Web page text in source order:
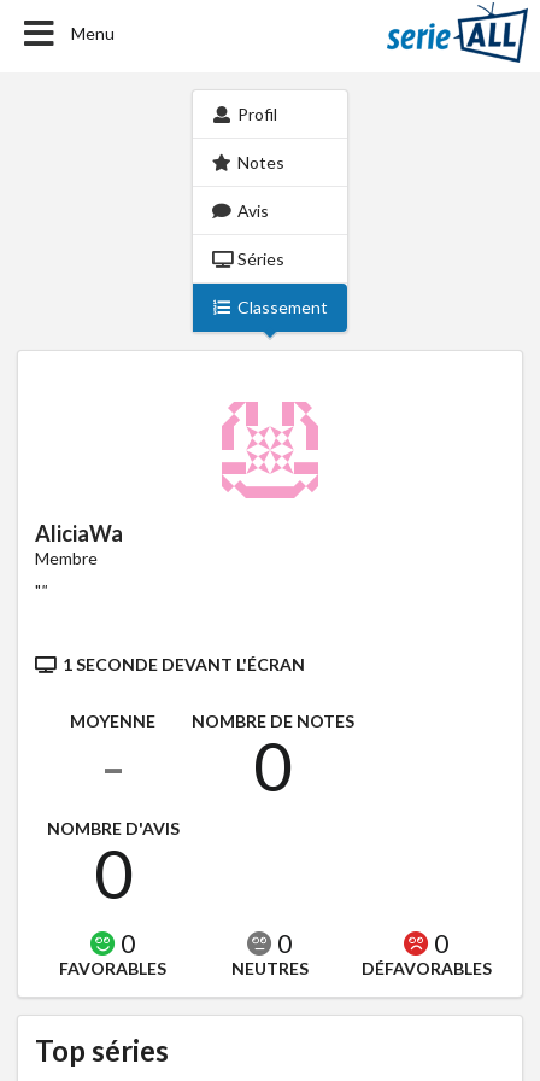
Menu
Profil
Notes
Avis
Séries
Classement
AliciaWa
Membre
""
1 SECONDE DEVANT L'ÉCRAN
MOYENNE
-
NOMBRE DE NOTES
0
NOMBRE D'AVIS
0
0
FAVORABLES
0
NEUTRES
0
DÉFAVORABLES
Top séries